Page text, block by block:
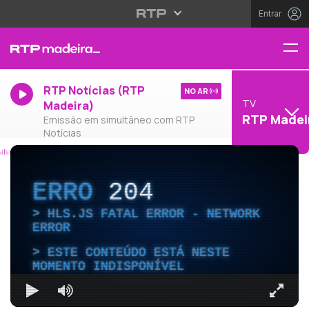
Entrar
RTP Notícias (RTP
Madeira)
Emissão em simultâneo com RTP
Notícias
NO AR
TV
RTP
ERRO204
HLS.JS FATAL ERROR - NETWORK
ERROR
ESTE CONTEÚDO ESTÁ NESTE
MOMENTO INDISPONÍVEL